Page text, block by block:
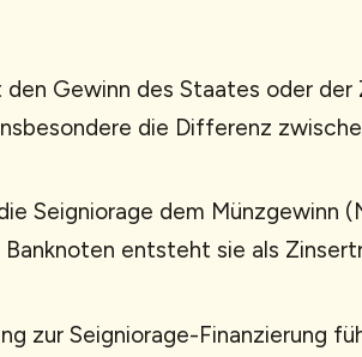
Gewinn des Staates oder der
die Differenz
Seigniorage dem Münzgewinn
entsteht sie als
zur Seigniorage-Finanzierung